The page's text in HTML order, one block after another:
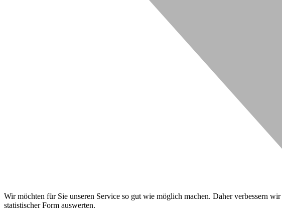
Wir möchten für Sie unseren Service so gut wie möglich machen. Daher verbessern
statistischer Form auswerten.